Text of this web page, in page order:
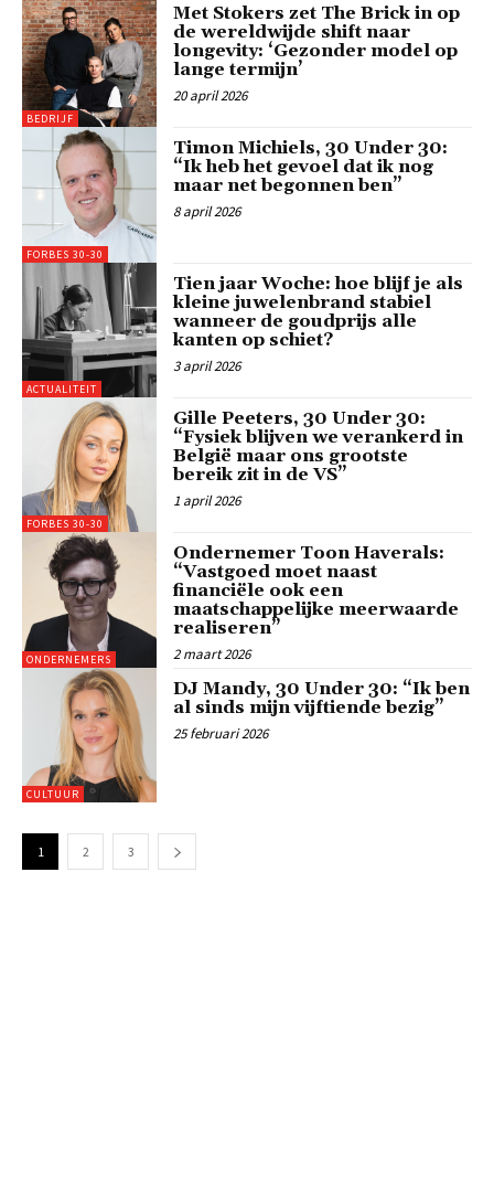
BEDRIJF
Met Stokers zet The Brick in op
de wereldwijde shift naar
longevity: ‘Gezonder model op
lange termijn’
20 april 2026
FORBES 30-30
Timon Michiels, 30 Under 30:
“Ik heb het gevoel dat ik nog
maar net begonnen ben”
8 april 2026
ACTUALITEIT
Tien jaar Woche: hoe blijf je als
kleine juwelenbrand stabiel
wanneer de goudprijs alle
kanten op schiet?
3 april 2026
FORBES 30-30
Gille Peeters, 30 Under 30:
“Fysiek blijven we verankerd in
België maar ons grootste
bereik zit in de VS”
1 april 2026
ONDERNEMERS
Ondernemer Toon Haverals:
“Vastgoed moet naast
financiële ook een
maatschappelijke meerwaarde
realiseren”
2 maart 2026
CULTUUR
DJ Mandy, 30 Under 30: “Ik ben
al sinds mijn vijftiende bezig”
25 februari 2026
1 2 3